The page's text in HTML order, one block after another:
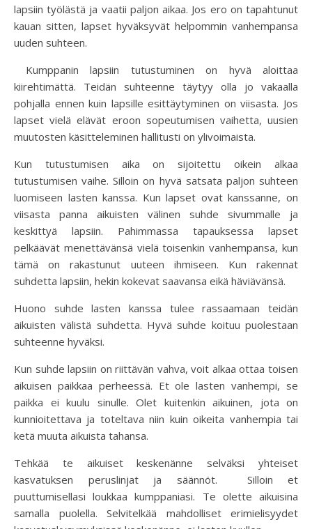
lapsiin työlästä ja vaatii paljon aikaa. Jos ero on tapahtunut
kauan sitten, lapset hyväksyvät helpommin vanhempansa
uuden suhteen.
Kumppanin lapsiin tutustuminen on hyvä aloittaa
kiirehtimättä. Teidän suhteenne täytyy olla jo vakaalla
pohjalla ennen kuin lapsille esittäytyminen on viisasta. Jos
lapset vielä elävät eroon sopeutumisen vaihetta, uusien
muutosten käsitteleminen hallitusti on ylivoimaista.
Kun tutustumisen aika on sijoitettu oikein alkaa
tutustumisen vaihe. Silloin on hyvä satsata paljon suhteen
luomiseen lasten kanssa. Kun lapset ovat kanssanne, on
viisasta panna aikuisten välinen suhde sivummalle ja
keskittyä lapsiin. Pahimmassa tapauksessa lapset
pelkäävät menettävänsä vielä toisenkin vanhempansa, kun
tämä on rakastunut uuteen ihmiseen. Kun rakennat
suhdetta lapsiin, hekin kokevat saavansa eikä häviävänsä.
Huono suhde lasten kanssa tulee rassaamaan teidän
aikuisten välistä suhdetta. Hyvä suhde koituu puolestaan
suhteenne hyväksi.
Kun suhde lapsiin on riittävän vahva, voit alkaa ottaa toisen
aikuisen paikkaa perheessä. Et ole lasten vanhempi, se
paikka ei kuulu sinulle. Olet kuitenkin aikuinen, jota on
kunnioitettava ja toteltava niin kuin oikeita vanhempia tai
ketä muuta aikuista tahansa.
Tehkää te aikuiset keskenänne selväksi yhteiset
kasvatuksen peruslinjat ja säännöt. Silloin et
puuttumisellasi loukkaa kumppaniasi. Te olette aikuisina
samalla puolella. Selvitelkää mahdolliset erimielisyydet